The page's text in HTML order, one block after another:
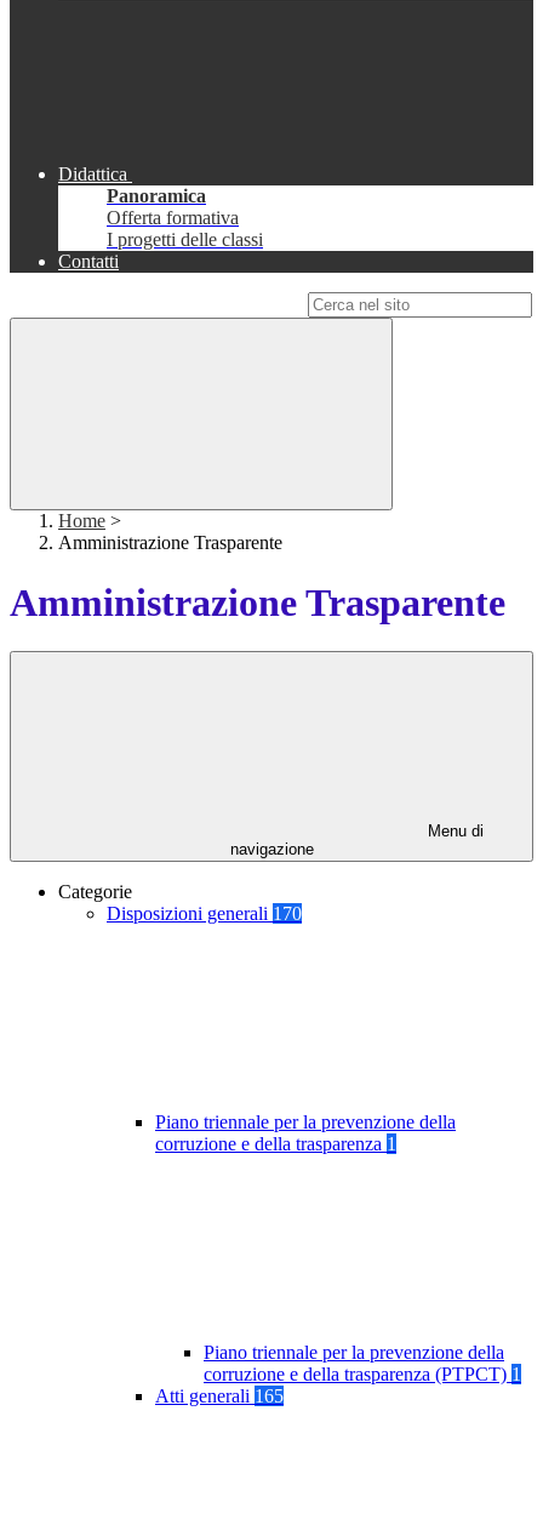
Didattica
Panoramica
Offerta formativa
I progetti delle classi
Contatti
Home >
Amministrazione Trasparente
Amministrazione Trasparente
Menu di
navigazione
Categorie
Disposizioni generali 170
Piano triennale per la prevenzione della
corruzione e della trasparenza 1
Piano triennale per la prevenzione della
corruzione e della trasparenza (PTPCT) 1
Atti generali 165